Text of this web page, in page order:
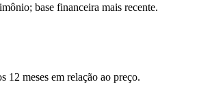
base financeira mais recente.
12 meses em relação ao preço.